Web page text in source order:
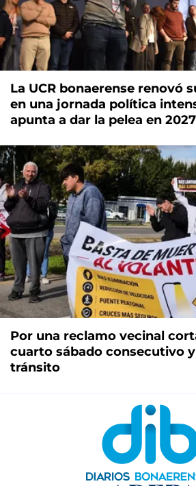
La UCR bonaerense renovó
en una jornada política
apunta a dar la pelea en 2027
Por una reclamo vecinal
cuarto sábado consecutivo
tránsito